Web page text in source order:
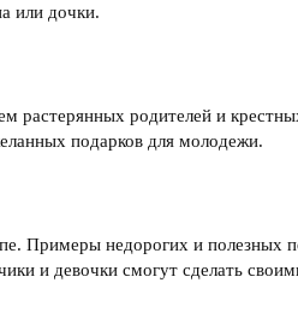
или дочки.
растерянных родителей и
подарков для молодежи.
Примеры недорогих и полезных
и девочки смогут сделать